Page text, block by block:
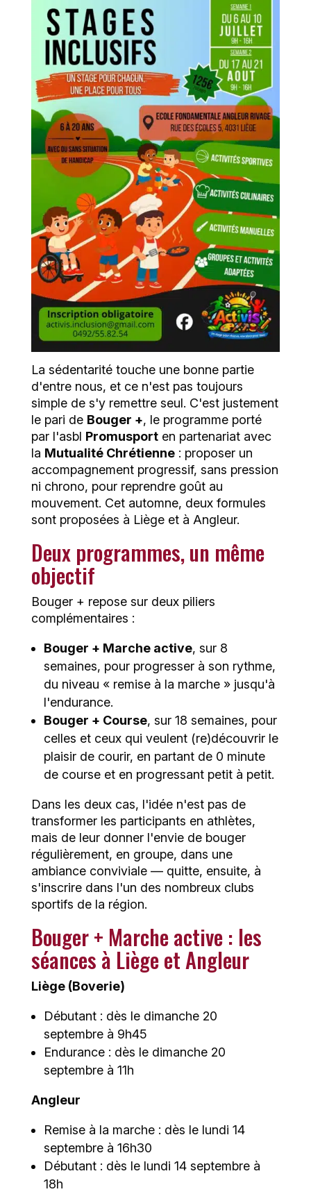
La sédentarité touche une bonne partie
d'entre nous, et ce n'est pas toujours
simple de s'y remettre seul. C'est justement
le pari de Bouger +, le programme porté
par l'asbl Promusporten partenariat avec
la Mutualité Chrétienne: proposer un
accompagnement progressif, sans pression
ni chrono, pour reprendre goût au
mouvement. Cet automne, deux formules
sont proposées à Liège et à Angleur.
Deux programmes, un même
objectif
Bouger + repose sur deux piliers
complémentaires :
Bouger + Marche active, sur 8
semaines, pour progresser à son rythme,
du niveau « remise à la marche » jusqu'à
l'endurance.
Bouger + Course, sur 18 semaines, pour
celles et ceux qui veulent (re)découvrir le
plaisir de courir, en partant de 0 minute
de course et en progressant petit à petit.
Dans les deux cas, l'idée n'est pas de
transformer les participants en athlètes,
mais de leur donner l'envie de bouger
régulièrement, en groupe, dans une
ambiance conviviale — quitte, ensuite, à
s'inscrire dans l'un des nombreux clubs
sportifs de la région.
Bouger + Marche active : les
séances à Liège et Angleur
Liège (Boverie)
Débutant : dès le dimanche 20
septembre à 9h45
Endurance : dès le dimanche 20
septembre à 11h
Angleur
Remise à la marche : dès le lundi 14
septembre à 16h30
Débutant : dès le lundi 14 septembre à
18h